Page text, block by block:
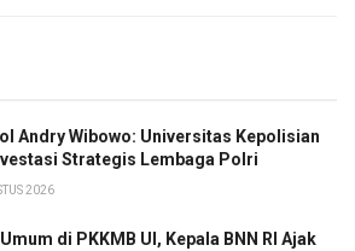
Andry Wibowo: Universitas Kepolisian
Strategis Lembaga Polri
2026
di PKKMB UI, Kepala BNN RI Ajak